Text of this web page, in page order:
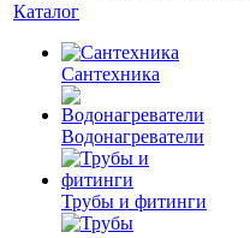
Каталог
Сантехника
Водонагреватели
Трубы и фитинги